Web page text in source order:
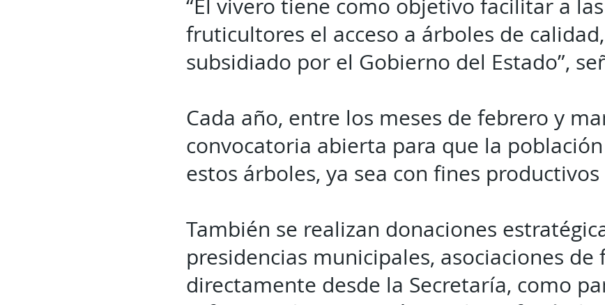
“El vivero tiene como objetivo facilitar a
fruticultores el acceso a árboles de
subsidiado por el Gobierno del Estado”,
Cada año, entre los meses de febrero y
convocatoria abierta para que la
estos árboles, ya sea con fines
También se realizan donaciones
presidencias municipales, asociaciones
directamente desde la Secretaría, como